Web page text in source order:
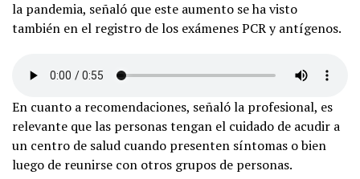
la pandemia, señaló que este aumento se ha visto
también en el registro de los exámenes PCR y antígenos.
En cuanto a recomendaciones, señaló la profesional, es
relevante que las personas tengan el cuidado de acudir a
un centro de salud cuando presenten síntomas o bien
luego de reunirse con otros grupos de personas.